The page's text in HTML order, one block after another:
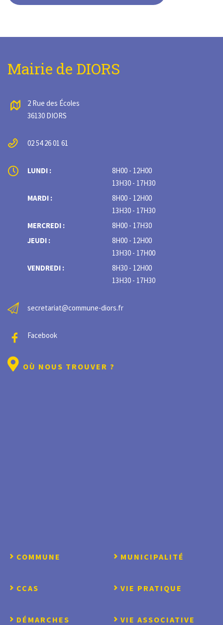
Mairie de DIORS
2 Rue des Écoles
36130 DIORS
02 54 26 01 61
LUNDI :
8H00 - 12H00
13H30 - 17H30
MARDI :
8H00 - 12H00
13H30 - 17H30
MERCREDI :
8H00 - 17H30
JEUDI :
8H00 - 12H00
13H30 - 17H00
VENDREDI :
8H30 - 12H00
13H30 - 17H30
secretariat@commune-diors.fr
Facebook
OÙ NOUS TROUVER ?
COMMUNE MUNICIPALITÉ
CCAS VIE PRATIQUE
DÉMARCHES VIE ASSOCIATIVE